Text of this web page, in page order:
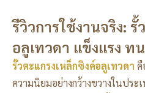
รีวิวการใช้งานจริง:
อลูเทวดา แข็งแรง
รั้วตะแกรงเหล็กซิงค์อลูเทวดา คื
ความนิยมอย่างกว้างขวางในปร